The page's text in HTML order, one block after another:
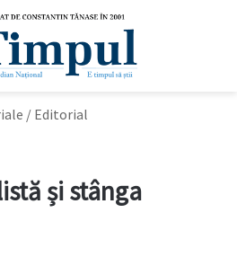
/ Editorial
și stânga